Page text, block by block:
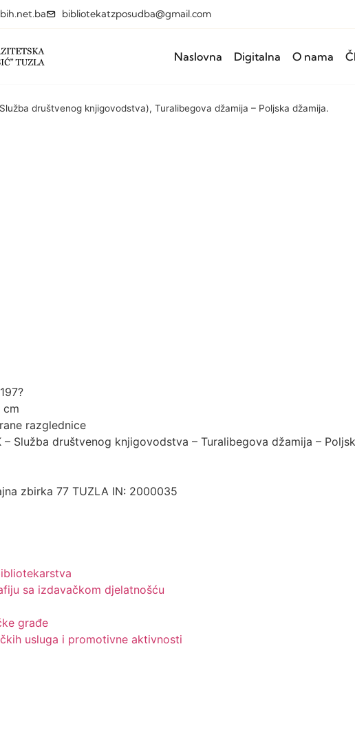
bibliotekatzposudba@gmail.com
Naslovna Digitalna O nama
društvenog knjigovodstva), Turalibegova džamija – Poljska džamija.
cm
razglednice
Služba društvenog knjigovodstva – Turalibegova džamija –
zbirka 77 TUZLA IN: 2000035
sa izdavačkom djelatnošću
građe
usluga i promotivne aktivnosti